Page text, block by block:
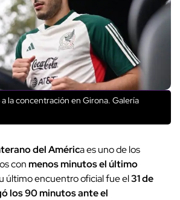
la concentración en Girona. Galería
del América es uno de los
conmenos minutos el último
último encuentro oficial fue el31 de
los 90 minutos ante el